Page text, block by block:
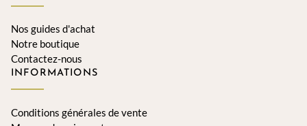
Nos guides d'achat
Notre boutique
Contactez-nous
INFORMATIONS
Conditions générales de vente